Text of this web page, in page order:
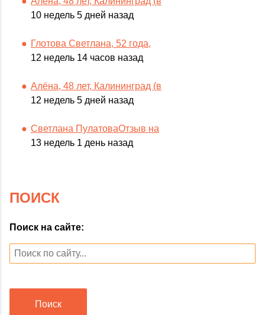
10 недель 5 дней назад
Глотова Светлана, 52 года,
12 недель 14 часов назад
Алёна, 48 лет, Калининград (в
12 недель 5 дней назад
Светлана ПулатоваОтзыв на
13 недель 1 день назад
ПОИСК
Поиск на сайте:
Поиск